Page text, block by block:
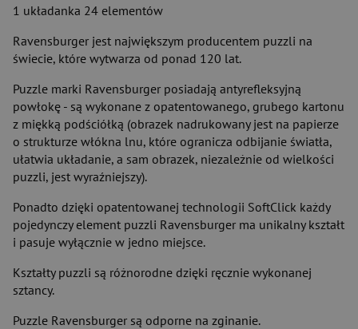
1 układanka 24 elementów
Ravensburger jest największym producentem puzzli na
świecie, które wytwarza od ponad 120 lat.
Puzzle marki Ravensburger posiadają antyrefleksyjną
powłokę - są wykonane z opatentowanego, grubego kartonu
z miękką podściółką (obrazek nadrukowany jest na papierze
o strukturze włókna lnu, które ogranicza odbijanie światła,
ułatwia układanie, a sam obrazek, niezależnie od wielkości
puzzli, jest wyraźniejszy).
Ponadto dzięki opatentowanej technologii SoftClick każdy
pojedynczy element puzzli Ravensburger ma unikalny kształt
i pasuje wyłącznie w jedno miejsce.
Kształty puzzli są różnorodne dzięki ręcznie wykonanej
sztancy.
Puzzle Ravensburger są odporne na zginanie.